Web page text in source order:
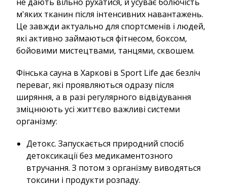
м'яких тканин після інтенсивних навантажень.
Це завжди актуально для спортсменів і людей,
які активно займаються фітнесом, боксом,
бойовими мистецтвами, танцями, сквошем.
Фінська сауна в Харкові в Sport Life дає безліч
переваг, які проявляються одразу після
ширяння, а в разі регулярного відвідування
зміцнюють усі життєво важливі системи
організму:
Детокс. Запускається природний спосіб
детоксикації без медикаментозного
втручання. З потом з організму виводяться
токсини і продукти розпаду.